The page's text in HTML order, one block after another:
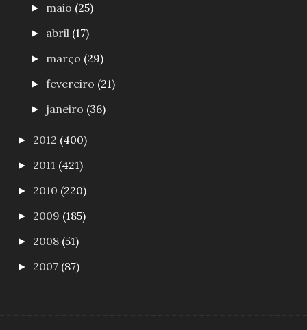
► maio (25)
► abril (17)
► março (29)
►fevereiro (21)
► janeiro (36)
► 2012 (400)
► 2011 (421)
► 2010 (220)
► 2009 (185)
► 2008 (51)
► 2007 (87)